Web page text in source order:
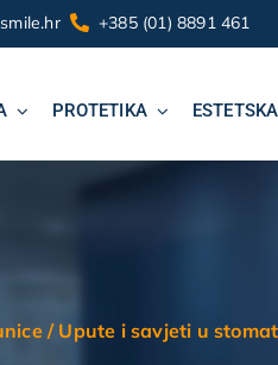
+385 (01) 8891 461
PROTETIKA
/ Upute i savjeti u